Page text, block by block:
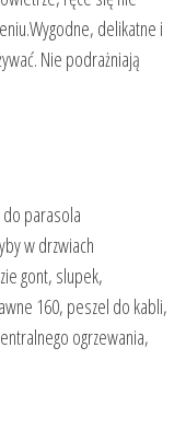
delikatne i
Nie podrażniają
parasola
w drzwiach
gont, slupek,
160, peszel do kabli,
ogrzewania,